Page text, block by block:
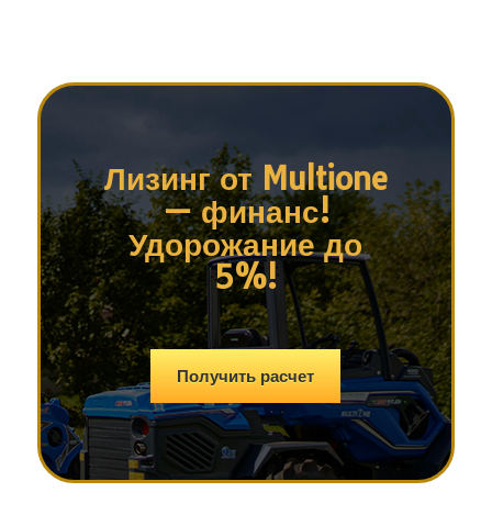
Лизинг от Multione
— финанс!
Удорожание до
5%!
Получить расчет